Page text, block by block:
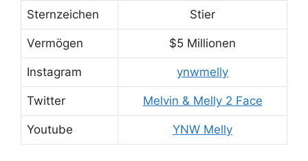
Sternzeichen Stier
Vermögen $5 Millionen
Instagram ynwmelly
Twitter Melvin & Melly 2 Face
Youtube YNW Melly